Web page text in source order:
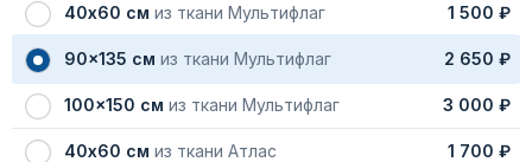
40х60 см из ткани Мультифлаг 1 500 ₽
90x135 см из ткани Мультифлаг 2 650 ₽
100x150 см из ткани Мультифлаг 3 000 ₽
40х60 см из ткани Атлас 1 700 ₽